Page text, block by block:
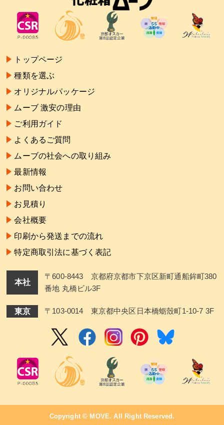
トップページ
種類を選ぶ
オリジナルパッケージ
ムーブ 激安の理由
ご利用ガイド
よくあるご質問
ムーブの社会への取り組み
最新情報
お問い合わせ
お見積り
会社概要
印刷から発送までの流れ
特定商取引法に基づく表記
本社
〒600-8443 京都府京都市下京区新町通船鉾町380
番地 丸橋ビル3F
東京 〒103-0014 東京都中央区日本橋蛎殼町1-10-7 3F
Copyright © MOVE. All Right Reserved.